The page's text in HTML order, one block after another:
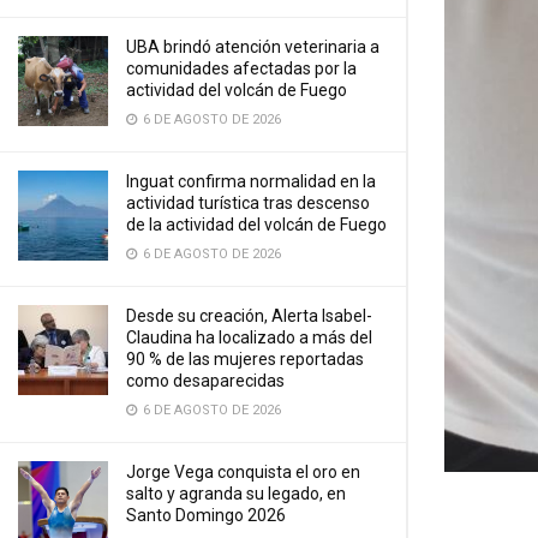
UBA brindó atención veterinaria a
comunidades afectadas por la
actividad del volcán de Fuego
6 DE AGOSTO DE 2026
Inguat confirma normalidad en la
actividad turística tras descenso
de la actividad del volcán de Fuego
6 DE AGOSTO DE 2026
Desde su creación, Alerta Isabel-
Claudina ha localizado a más del
90 % de las mujeres reportadas
como desaparecidas
6 DE AGOSTO DE 2026
Jorge Vega conquista el oro en
salto y agranda su legado, en
Santo Domingo 2026